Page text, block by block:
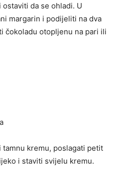
da se ohladi. U
margarin i podijeliti na dva
čokola­du otopljenu na pari ili
tamnu kremu, poslagati petit
i staviti svijelu kremu.